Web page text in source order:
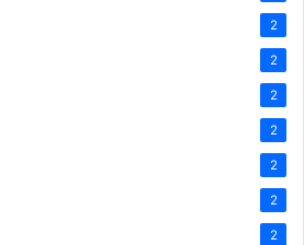
2
2
2
2
2
2
2